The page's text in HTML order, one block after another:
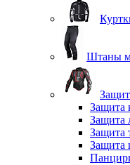
Штаны
Защита
Защита
Защита
Защита